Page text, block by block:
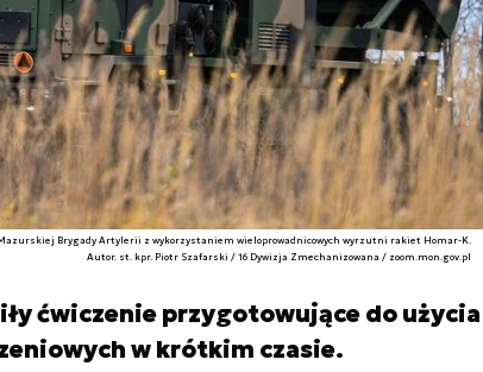
Brygady Artylerii z wykorzystaniem wieloprowadnicowych wyrzutni rakiet Homar-K.
Autor. st. kpr. Piotr Szafarski / 16 Dywizja Zmechanizowana / zoom.mon.gov.pl
ćwiczenie przygotowujące do użycia
w krótkim czasie.